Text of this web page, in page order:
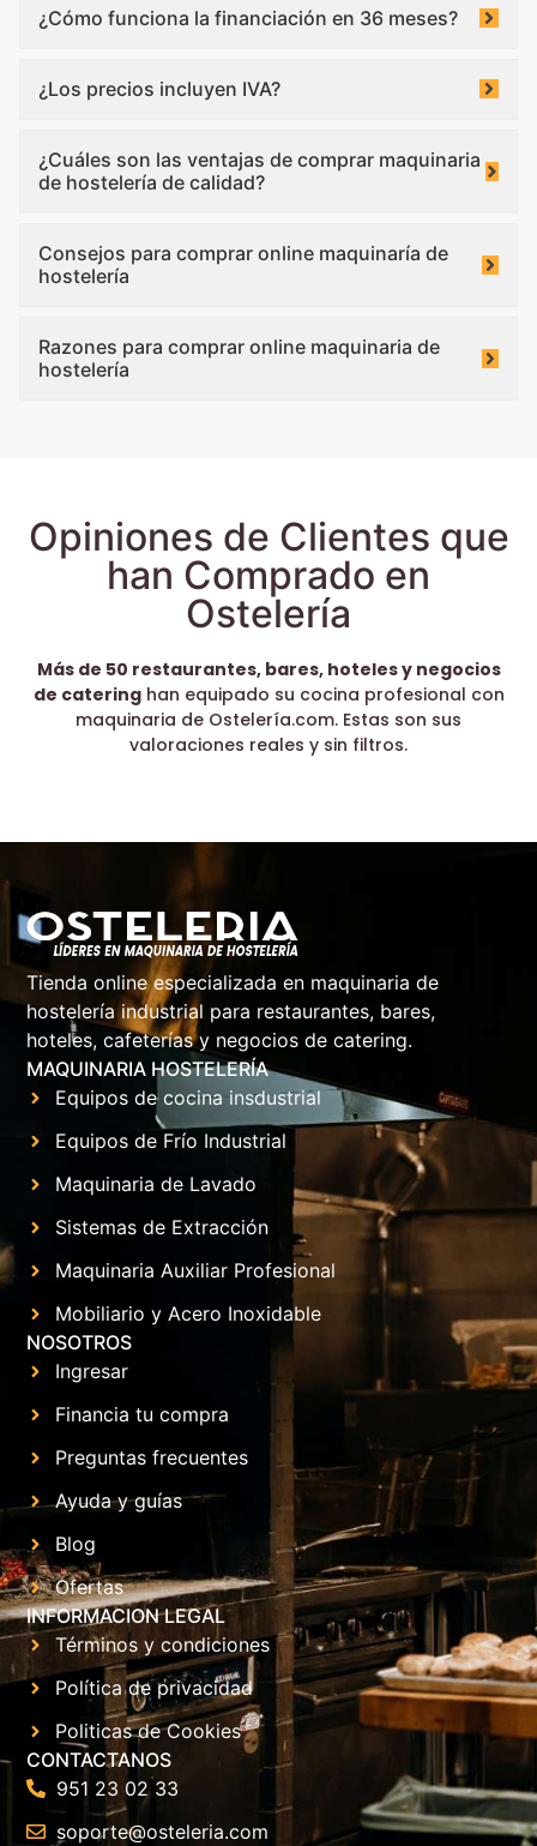
¿Cómo funciona la financiación en 36 meses?
¿Los precios incluyen IVA?
¿Cuáles son las ventajas de comprar maquinaria
de hostelería de calidad?
Consejos para comprar online maquinaría de
hostelería
Razones para comprar online maquinaria de
hostelería
Opiniones de Clientes que
han Comprado en
Ostelería
Más de 50 restaurantes, bares, hoteles y negocios
de cateringhan equipado su cocina profesional con
maquinaria de Ostelería.com. Estas son sus
valoraciones reales y sin filtros.
Tienda online especializada en maquinaria de
hostelería industrial para restaurantes, bares,
hoteles, cafeterías y negocios de catering.
MAQUINARIA HOSTELERÍA
Equipos de cocina insdustrial
Equipos de Frío Industrial
Maquinaria de Lavado
Sistemas de Extracción
Maquinaria Auxiliar Profesional
Mobiliario y Acero Inoxidable
NOSOTROS
Ingresar
Financia tu compra
Preguntas frecuentes
Ayuda y guías
Blog
Ofertas
INFORMACION LEGAL
Términos y condiciones
Política de privacidad
Politicas de Cookies
CONTACTANOS
951 23 02 33
soporte@osteleria.com